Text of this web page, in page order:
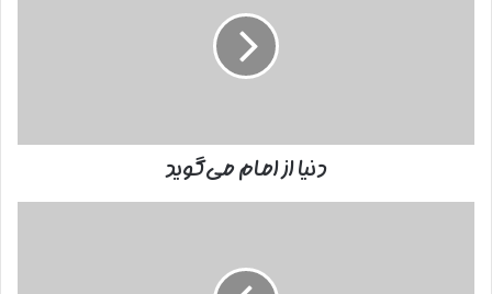
دنیا از امام می‌گوید